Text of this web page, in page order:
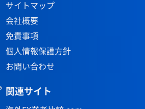
サイトマップ
会社概要
免責事項
個人情報保護方針
お問い合わせ
関連サイト